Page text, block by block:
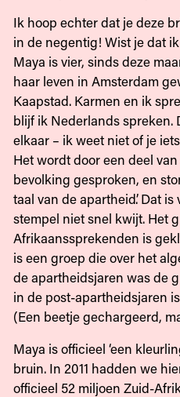
Ik hoop echter dat je deze
in de negentig! Wist je dat
Maya is vier, sinds deze
haar leven in Amsterdam
Kaapstad. Karmen en ik
blijf ik Nederlands spreken.
elkaar – ik weet niet of je
Het wordt door een deel
bevolking gesproken, en
taal van de apartheid’. Dat
stempel niet snel kwijt. Het
Afrikaanssprekenden is
is een groep die over het
de apartheidsjaren was de
in de post-apartheidsjaren
(Een beetje gechargeerd,
Maya is officieel ‘een
bruin. In 2011 hadden we
officieel 52 miljoen Zuid-